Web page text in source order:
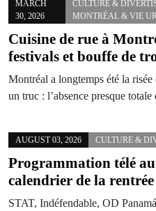
MARCH
30, 2026
CULTURE &
MONTRÉAL & VIE
Cuisine de rue à
festivals et bouffe de
Montréal a longtemps été la
un truc : l’absence presque
AUGUST 03, 2026 CULTURE &
Programmation télé
calendrier de la rentrée
STAT, Indéfendable, OD